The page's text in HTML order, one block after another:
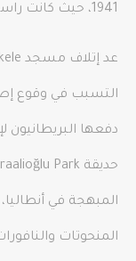
1941، حيث كانت راسية في ميناء أنطاليا. ب
التسبب في وقوع
دفعها
المبهجة في
المنحوتات